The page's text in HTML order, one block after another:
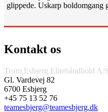
glippede. Uskarp boldomgang
Kontakt os
Team Esbjerg Elitehåndbold A/S
Gl. Vardevej 82
6700 Esbjerg
+45 75 13 52 76
teamesbjerg@teamesbjerg.dk